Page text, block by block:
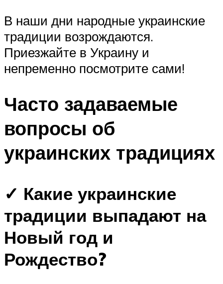
В наши дни народные украинские
традиции возрождаются.
Приезжайте в Украину и
непременно посмотрите сами!
Часто задаваемые
вопросы об
украинских традициях
✓ Какие украинские
традиции выпадают на
Новый год и
Рождество?